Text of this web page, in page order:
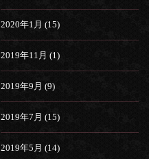
2020年1月 (15)
2019年11月 (1)
2019年9月 (9)
2019年7月 (15)
2019年5月 (14)